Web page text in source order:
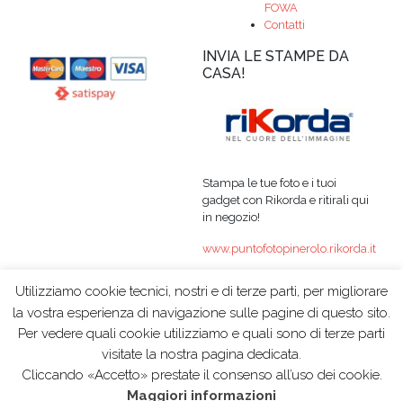
FOWA
Contatti
INVIA LE STAMPE DA
CASA!
Stampa le tue foto e i tuoi
gadget con Rikorda e ritirali qui
in negozio!
www.puntofotopinerolo.rikorda.it
© 2015 PUNTO FOTO P.IVA 06980680018
Utilizziamo cookie tecnici, nostri e di terze parti, per migliorare
la vostra esperienza di navigazione sulle pagine di questo sito.
Per vedere quali cookie utilizziamo e quali sono di terze parti
visitate la nostra pagina dedicata.
Cliccando «Accetto» prestate il consenso all’uso dei cookie.
Maggiori informazioni